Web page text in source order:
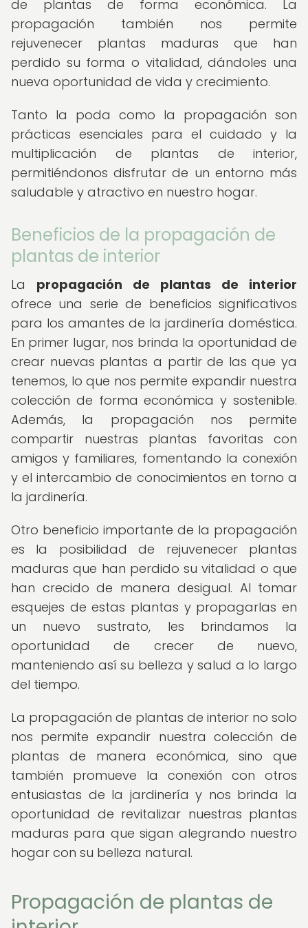
de plantas de forma económica. La
propagación también nos permite
rejuvenecer plantas maduras que han
perdido su forma o vitalidad, dándoles una
nueva oportunidad de vida y crecimiento.
Tanto la poda como la propagación son
prácticas esenciales para el cuidado y la
multiplicación de plantas de interior,
permitiéndonos disfrutar de un entorno más
saludable y atractivo en nuestro hogar.
Beneficios de la propagación de
plantas de interior
La propagación de plantas de interior
ofrece una serie de beneficios significativos
para los amantes de la jardinería doméstica.
En primer lugar, nos brinda la oportunidad de
crear nuevas plantas a partir de las que ya
tenemos, lo que nos permite expandir nuestra
colección de forma económica y sostenible.
Además, la propagación nos permite
compartir nuestras plantas favoritas con
amigos y familiares, fomentando la conexión
y el intercambio de conocimientos en torno a
la jardinería.
Otro beneficio importante de la propagación
es la posibilidad de rejuvenecer plantas
maduras que han perdido su vitalidad o que
han crecido de manera desigual. Al tomar
esquejes de estas plantas y propagarlas en
un nuevo sustrato, les brindamos la
oportunidad de crecer de nuevo,
manteniendo así su belleza y salud a lo largo
del tiempo.
La propagación de plantas de interior no solo
nos permite expandir nuestra colección de
plantas de manera económica, sino que
también promueve la conexión con otros
entusiastas de la jardinería y nos brinda la
oportunidad de revitalizar nuestras plantas
maduras para que sigan alegrando nuestro
hogar con su belleza natural.
Propagación de plantas de